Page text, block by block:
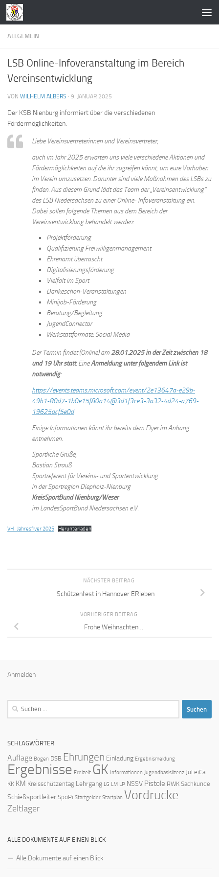
Zum Inhalt springen
ALLGEMEIN
LSB Online-Infoveranstaltung im Bereich
Vereinsentwicklung
VON WILHELM ALBERS · 9. JANUAR 2025
Der KSB Nienburg informiert über die verschiedenen
Fördermöglichkeiten.
Liebe Vereinsvertreterinnen und Vereinsvertreter,
auch im Jahr 2025 erwarten uns viele verschiedene Aktionen und
Fördermöglichkeiten auf die ihr zugreifen könnt, um eure Vorhaben
im Verein umzusetzen. Darunter sind viele Maßnahmen des LSBs zu
finden. Aus diesem Grund lädt das Team der „Vereinsentwicklung“
des LSB Niedersachsen zu einer Online- Infoveranstaltung ein.
Dabei sollen folgende Themen aus dem Bereich der
Vereinsentwicklung behandelt werden:
Projektförderung
Qualifizierung Freiwilligenmanagement
Ehrenamt überrascht
Digitalisierungsförderung
Vielfalt im Sport
Dankeschön-Veranstaltungen
Minijob-Förderung
Beratung/Begleitung
JugendConnector
Werkstattformate: Social Media
Der Termin findet (Online) am 28.01.2025 in der Zeit zwischen 18
und 19 Uhr statt. EineAnmeldung unter folgendem Link ist
notwendig:
https://events.teams.microsoft.com/event/2e13647a-e29b-
49b1-80d7-1b0e15f80a14@3d1f3ce3-3a32-4d24-a769-
19625acf5e0d
Einige Informationen könnt ihr bereits dem Flyer im Anhang
entnehmen.
Sportliche Grüße,
Bastian Strauß
Sportreferent für Vereins- und Sportentwicklung
in der Sportregion Diepholz-Nienburg
KreisSportBund Nienburg/Weser
im LandesSportBund Niedersachsen e.V.
VH_Jahresflyer 2025 Herunterladen
NÄCHSTER BEITRAG
Schützenfest in Hannover ERleben
VORHERIGER BEITRAG
Frohe Weihnachten…
Anmelden
Suchen
SCHLAGWÖRTER
Auflage Bogen DSB Ehrungen Einladung Ergebnismeldung
Ergebnisse Freizeit GK Informationen Jugendbasislizenz JuLeiCa
KK KM Kreisschützentag Lehrgang LG LM LP NSSV Pistole RWK Sachkunde
Schießsportleiter SpoPi Startgelder Startplan Vordrucke
Zeltlager
ALLE DOKUMENTE AUF EINEN BLICK
Alle Dokumente auf einen Blick